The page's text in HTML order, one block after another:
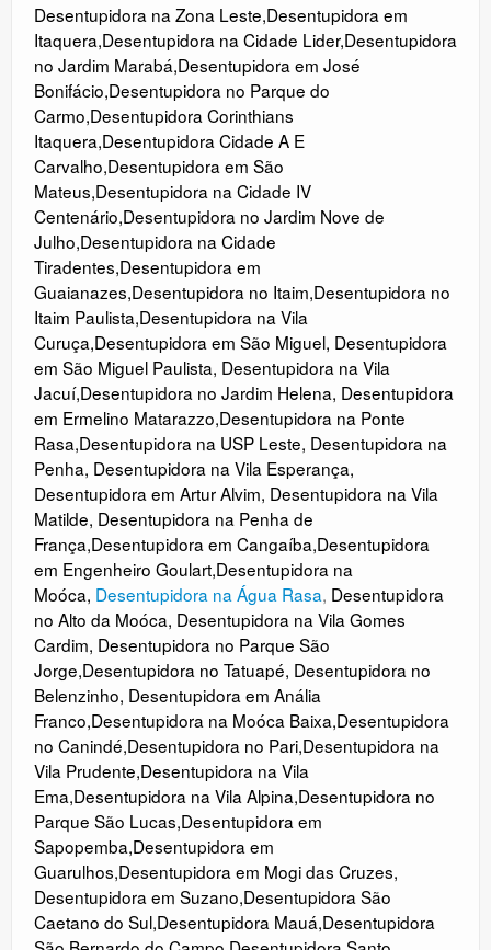
Desentupidora na Zona Leste,Desentupidora em
Itaquera,Desentupidora na Cidade Lider,Desentupidora
no Jardim Marabá,Desentupidora em José
Bonifácio,Desentupidora no Parque do
Carmo,Desentupidora Corinthians
Itaquera,Desentupidora Cidade A E
Carvalho,Desentupidora em São
Mateus,Desentupidora na Cidade IV
Centenário,Desentupidora no Jardim Nove de
Julho,Desentupidora na Cidade
Tiradentes,Desentupidora em
Guaianazes,Desentupidora no Itaim,Desentupidora no
Itaim Paulista,Desentupidora na Vila
Curuça,Desentupidora em São Miguel, Desentupidora
em São Miguel Paulista, Desentupidora na Vila
Jacuí,Desentupidora no Jardim Helena, Desentupidora
em Ermelino Matarazzo,Desentupidora na Ponte
Rasa,Desentupidora na USP Leste, Desentupidora na
Penha, Desentupidora na Vila Esperança,
Desentupidora em Artur Alvim, Desentupidora na Vila
Matilde, Desentupidora na Penha de
França,Desentupidora em Cangaíba,Desentupidora
em Engenheiro Goulart,Desentupidora na
Moóca, Desentupidora na Água Rasa, Desentupidora
no Alto da Moóca, Desentupidora na Vila Gomes
Cardim, Desentupidora no Parque São
Jorge,Desentupidora no Tatuapé, Desentupidora no
Belenzinho, Desentupidora em Anália
Franco,Desentupidora na Moóca Baixa,Desentupidora
no Canindé,Desentupidora no Pari,Desentupidora na
Vila Prudente,Desentupidora na Vila
Ema,Desentupidora na Vila Alpina,Desentupidora no
Parque São Lucas,Desentupidora em
Sapopemba,Desentupidora em
Guarulhos,Desentupidora em Mogi das Cruzes,
Desentupidora em Suzano,Desentupidora São
Caetano do Sul,Desentupidora Mauá,Desentupidora